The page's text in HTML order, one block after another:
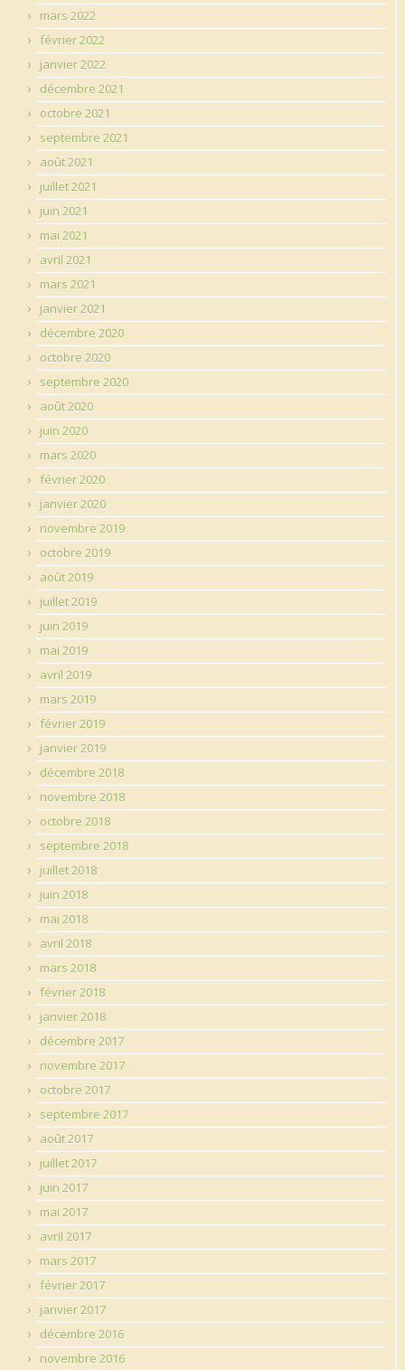
mars 2022
février 2022
janvier 2022
décembre 2021
octobre 2021
septembre 2021
août 2021
juillet 2021
juin 2021
mai 2021
avril 2021
mars 2021
janvier 2021
décembre 2020
octobre 2020
septembre 2020
août 2020
juin 2020
mars 2020
février 2020
janvier 2020
novembre 2019
octobre 2019
août 2019
juillet 2019
juin 2019
mai 2019
avril 2019
mars 2019
février 2019
janvier 2019
décembre 2018
novembre 2018
octobre 2018
septembre 2018
juillet 2018
juin 2018
mai 2018
avril 2018
mars 2018
février 2018
janvier 2018
décembre 2017
novembre 2017
octobre 2017
septembre 2017
août 2017
juillet 2017
juin 2017
mai 2017
avril 2017
mars 2017
février 2017
janvier 2017
décembre 2016
novembre 2016